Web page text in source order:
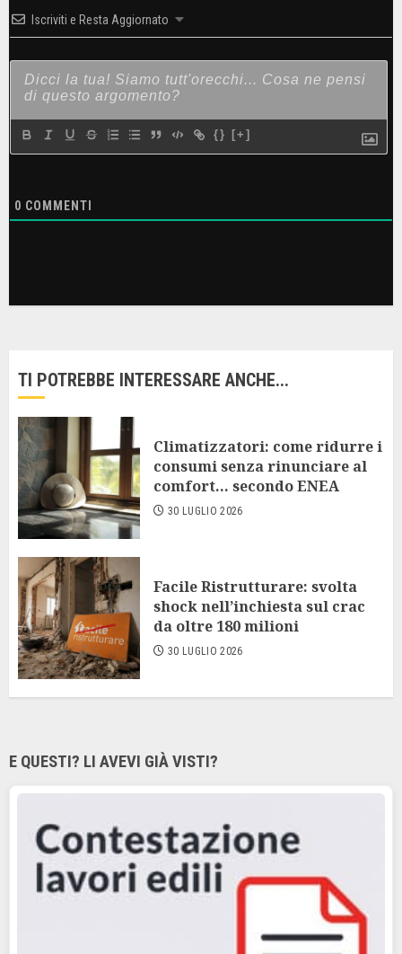
Iscriviti e Resta Aggiornato
{} [+]
0 COMMENTI
TI POTREBBE INTERESSARE ANCHE...
Climatizzatori: come ridurre i
consumi senza rinunciare al
comfort… secondo ENEA
30 LUGLIO 2026
Facile Ristrutturare: svolta
shock nell’inchiesta sul crac
da oltre 180 milioni
30 LUGLIO 2026
E QUESTI? LI AVEVI GIÀ VISTI?